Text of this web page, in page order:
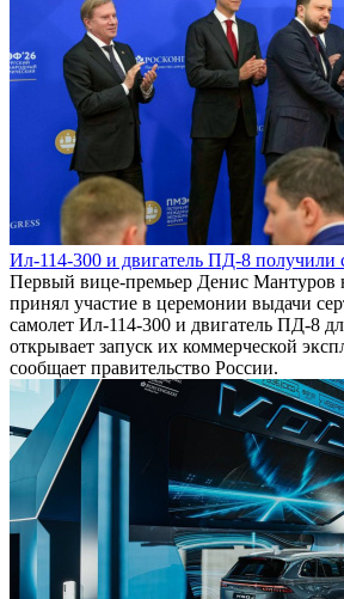
Ил-114-300 и двигатель ПД-8 получили
Первый вице-премьер Денис
принял участие в церемонии выдачи
самолет Ил-114-300 и двигатель ПД-8
открывает запуск их коммерческой
сообщает правительство России.